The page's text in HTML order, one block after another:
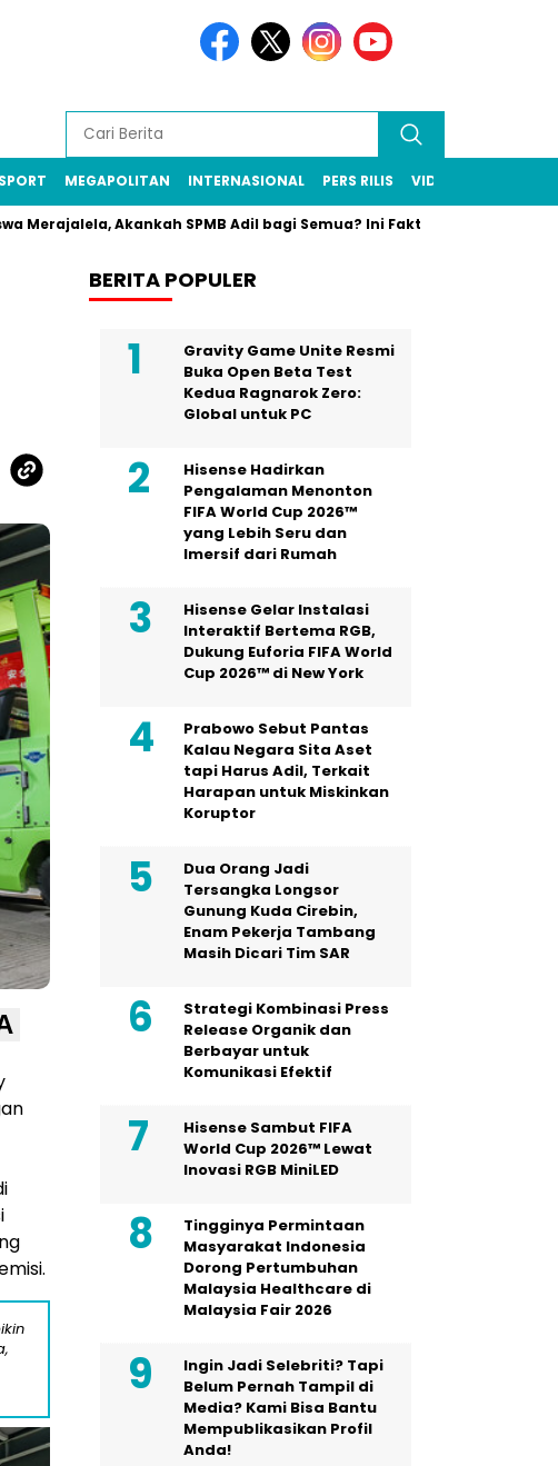
SPORT MEGAPOLITAN INTERNASIONAL PERS RILIS VIDEO
Merajalela, Akankah SPMB Adil bagi Semua? Ini Faktanya!
BERITA POPULER
Gravity Game Unite Resmi
Buka Open Beta Test
Kedua Ragnarok Zero:
Global untuk PC
Hisense Hadirkan
Pengalaman Menonton
FIFA World Cup 2026™
yang Lebih Seru dan
Imersif dari Rumah
Hisense Gelar Instalasi
Interaktif Bertema RGB,
Dukung Euforia FIFA World
Cup 2026™ di New York
Prabowo Sebut Pantas
Kalau Negara Sita Aset
tapi Harus Adil, Terkait
Harapan untuk Miskinkan
Koruptor
Dua Orang Jadi
Tersangka Longsor
Gunung Kuda Cirebin,
Enam Pekerja Tambang
Masih Dicari Tim SAR
Strategi Kombinasi Press
Release Organik dan
Berbayar untuk
Komunikasi Efektif
Hisense Sambut FIFA
World Cup 2026™ Lewat
Inovasi RGB MiniLED
Tingginya Permintaan
Masyarakat Indonesia
Dorong Pertumbuhan
Malaysia Healthcare di
Malaysia Fair 2026
Ingin Jadi Selebriti? Tapi
Belum Pernah Tampil di
Media? Kami Bisa Bantu
Mempublikasikan Profil
Anda!